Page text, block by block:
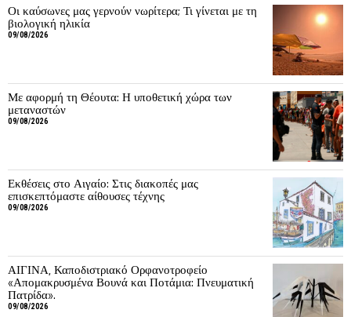
Οι καύσωνες μας γερνούν νωρίτερα; Τι γίνεται με τη
βιολογική ηλικία
09/08/2026
Με αφορμή τη Θέουτα: Η υποθετική χώρα των
μεταναστών
09/08/2026
Εκθέσεις στο Αιγαίο: Στις διακοπές μας
επισκεπτόμαστε αίθουσες τέχνης
09/08/2026
ΑΙΓΙΝΑ, Καποδιστριακό Ορφανοτροφείο
«Απομακρυσμένα Βουνά και Ποτάμια: Πνευματική
Πατρίδα».
09/08/2026